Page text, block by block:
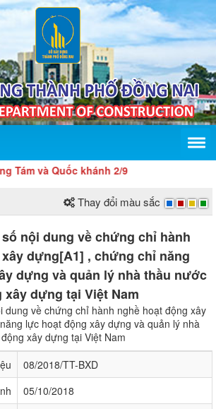
và Quốc khánh 2/9
Thay đổi màu sắc
nội dung về chứng chỉ hành
dựng[A1] , chứng chỉ năng
dựng và quản lý nhà thầu nước
dựng tại Việt Nam
dung về chứng chỉ hành nghề hoạt động xây
lực hoạt động xây dựng và quản lý nhà
xây dựng tại Việt Nam
08/2018/TT-BXD
05/10/2018